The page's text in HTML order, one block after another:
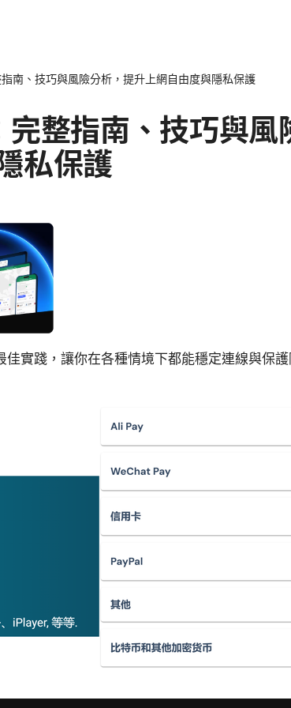
南、技巧與風險分析，提升上網自由度與隱私保護
整指南、技巧與風
私保護
實踐，讓你在各種情境下都能穩定連線與保